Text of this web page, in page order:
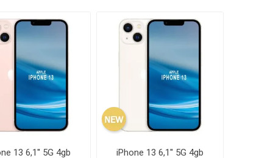
13 6,1'' 5G 4gb
iPhone 13 6,1'' 5G 4gb